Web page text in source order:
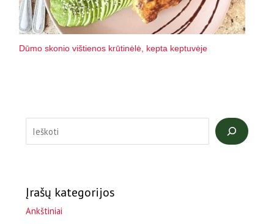
Dūmo skonio vištienos krūtinėlė, kepta keptuvėje
Įrašų kategorijos
Ankštiniai